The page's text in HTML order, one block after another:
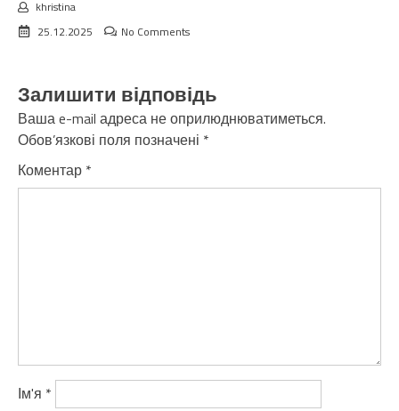
khristina
25.12.2025
No Comments
Залишити відповідь
Ваша e-mail адреса не оприлюднюватиметься.
Обов’язкові поля позначені *
Коментар *
Ім'я *